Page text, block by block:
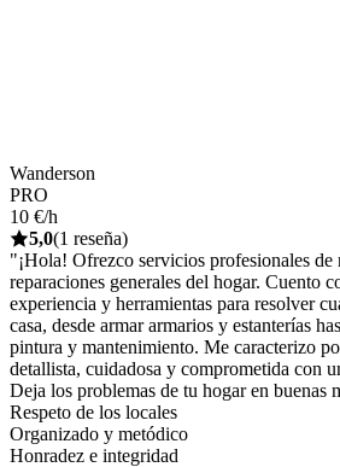
Wanderson
PRO
10 €/h
5,0(1 reseña)
"¡Hola! Ofrezco servicios profesionales de
reparaciones generales del hogar. Cuento
experiencia y herramientas para resolver
casa, desde armar armarios y estanterías
pintura y mantenimiento. Me caracterizo
detallista, cuidadosa y comprometida con
Deja los problemas de tu hogar en buenas
Respeto de los locales
Organizado y metódico
Honradez e integridad